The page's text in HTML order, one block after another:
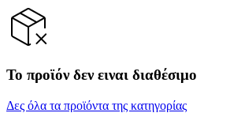
Το προϊόν δεν ειναι διαθέσιμο
Δες όλα τα προϊόντα της κατηγορίας